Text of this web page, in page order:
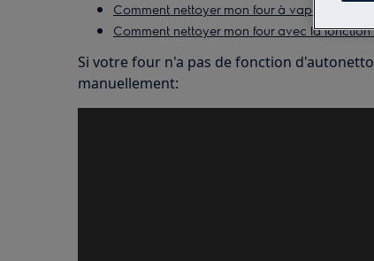
Comment nettoyer mon four à vapeur avec
Comment nettoyer mon four avec la fonction
Si votre four n'a pas de fonction
manuellement: